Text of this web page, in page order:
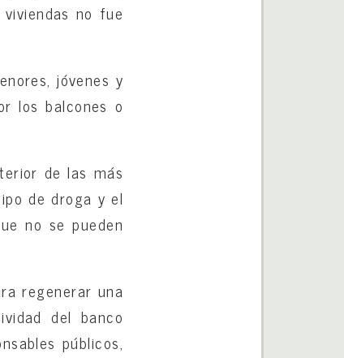
no fue
jóvenes y
los balcones o
de las más
de droga y el
no se pueden
regenerar una
del banco
públicos,